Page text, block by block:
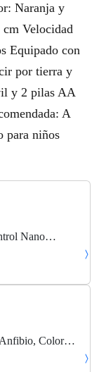
Naranja y
Velocidad
Equipado con
por tierra y
y 2 pilas AA
A
para niños
Nano
Color